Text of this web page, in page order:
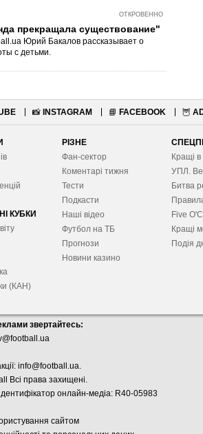
ОТКРОВЕННО
прекращала существование"
Юрий Бакалов рассказывает о
с детьми.
📸 INSTAGRAM 📘 FACEBOOK 🦉
КУБКИ
(КАН)
РІЗНЕ
Фан-сектор
Коментарі тижня
Тести
Подкасти
Наші відео
Футбол на ТБ
Прогнози
Новини казино
Кращі в
УПЛ.
Битва
Five
Кращі
Подія
звертайтесь:
info@football.ua.
Всі права захищені.
дентифікатор онлайн-медіа: R40-05983
сайтом